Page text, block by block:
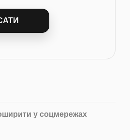
у соцмережах